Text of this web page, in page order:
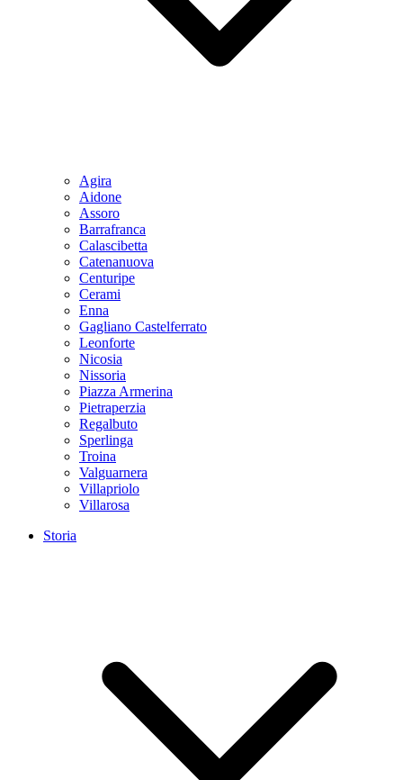
Agira
Aidone
Assoro
Barrafranca
Calascibetta
Catenanuova
Centuripe
Cerami
Enna
Gagliano Castelferrato
Leonforte
Nicosia
Nissoria
Piazza Armerina
Pietraperzia
Regalbuto
Sperlinga
Troina
Valguarnera
Villapriolo
Villarosa
Storia